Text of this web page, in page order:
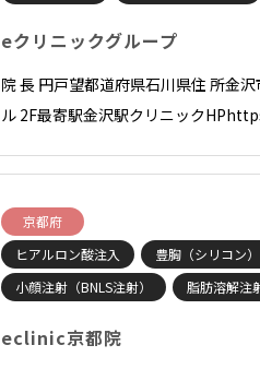
eクリニックグループ
院 長 円戸望都道府県石川県住 所金
ル 2F最寄駅金沢駅クリニック
京都府
ヒアルロン酸注入
豊胸（シリコン）
小顔注射（BNLS注射）
脂肪溶解注
eclinic京都院